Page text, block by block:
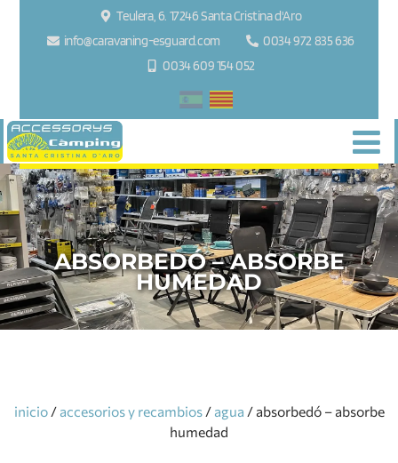
Teulera, 6. 17246 Santa Cristina d'Aro
info@caravaning-esguard.com
0034 972 835 636
0034 609 154 052
ABSORBEDÓ – ABSORBE
HUMEDAD
inicio/ accesorios y recambios/ agua / absorbedó – absorbe
humedad